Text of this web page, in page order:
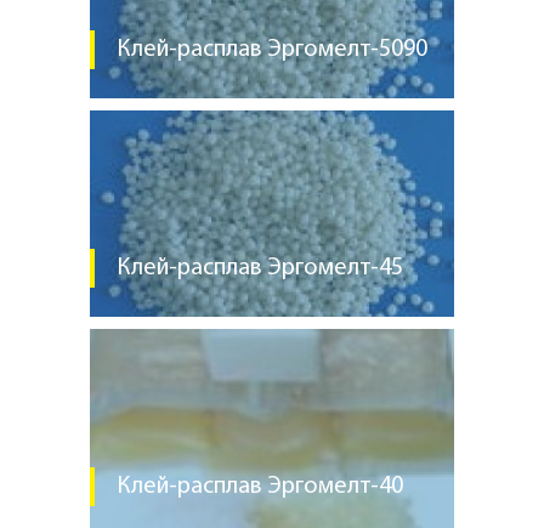
Клей-расплав Эргомелт-5090
Клей-расплав Эргомелт-45
Клей-расплав Эргомелт-40